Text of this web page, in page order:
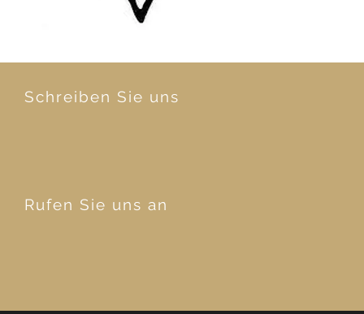
Schreiben Sie uns
Rufen Sie uns an